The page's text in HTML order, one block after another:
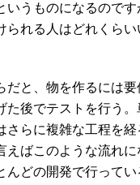
いうものになるので
られる人はどれくらい
と、物を作るには要
た後でテストを行う。
さらに複雑な工程を経
えばこのような流れに
んどの開発で行ってい